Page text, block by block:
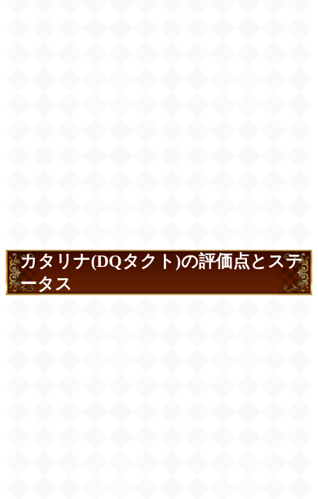
カタリナ(DQタクト)の評価点とステ
ータス